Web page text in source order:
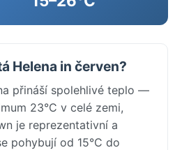
Helena in červen?
přináší spolehlivé teplo —
23°C v celé zemi,
je reprezentativní a
pohybují od 15°C do